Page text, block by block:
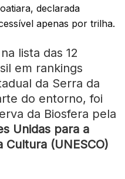
declarada
apenas por trilha.
lista das 12
em rankings
da Serra da
do entorno, foi
da Biosfera pela
Unidas para a
Cultura (UNESCO)